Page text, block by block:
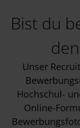
Bist du
Unser
Hochschul-
Online-